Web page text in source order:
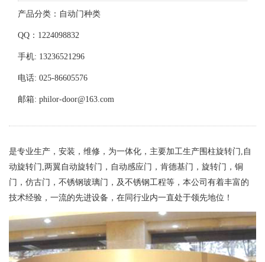
产品分类：自动门种类
QQ：1224098832
手机: 13236521296
电话: 025-86605576
邮箱: philor-door@163.com
是专业生产，安装，维修，为一体化，主要加工生产围柱旋转门,自
动旋转门,两翼自动旋转门，自动感应门，肯德基门，旋转门，铜
门，仿古门，不锈钢玻璃门，及不锈钢工程等，本公司有着丰富的
技术经验，一流的先进设备，在同行业内一直处于领先地位！